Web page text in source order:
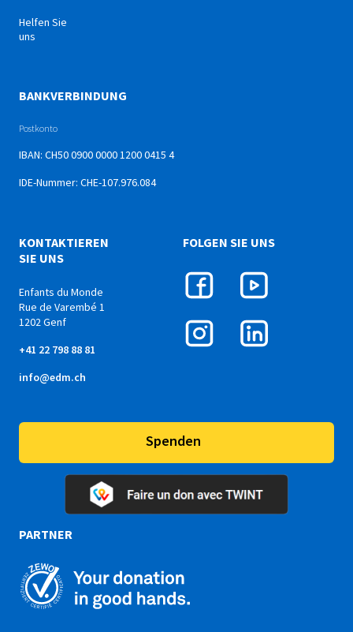
Helfen Sie
uns
KONTAKTIEREN
SIE UNS
Enfants du Monde
Rue de Varembé 1
1202 Genf
+41 22 798 88 81
info@edm.ch
BANKVERBINDUNG
Postkonto
IBAN: CH50 0900 0000 1200 0415 4
IDE-Nummer: CHE-107.976.084
FOLGEN SIE UNS
Spenden
PARTNER